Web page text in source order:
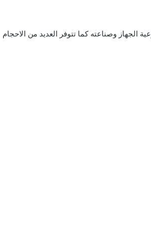
الجهاز وصناعته كما تتوفر العديد من الاحجام